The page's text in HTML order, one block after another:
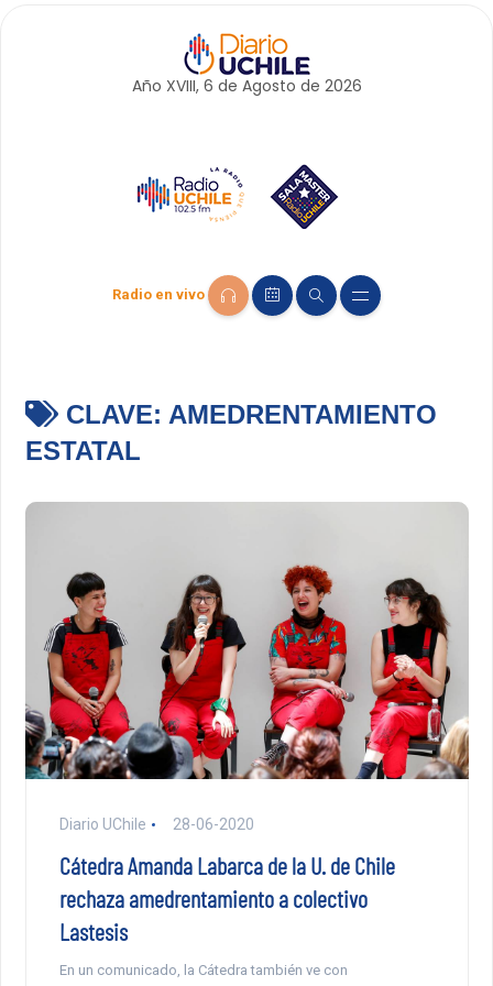
Año XVIII, 6 de Agosto de 2026
Radio en vivo
CLAVE: AMEDRENTAMIENTO
ESTATAL
Diario UChile 28-06-2020
Cátedra Amanda Labarca de la U. de Chile
rechaza amedrentamiento a colectivo
Lastesis
En un comunicado, la Cátedra también ve con